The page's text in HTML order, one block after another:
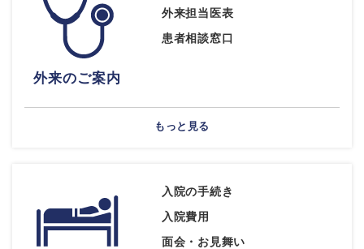
外来のご案内
外来担当医表
患者相談窓口
もっと見る
入院の手続き
入院費用
面会・お見舞い